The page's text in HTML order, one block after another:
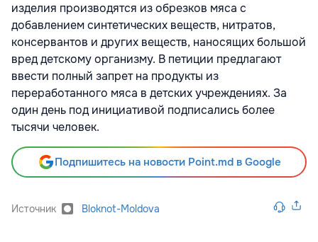
изделия производятся из обрезков мяса с
добавлением синтетических веществ, нитратов,
консервантов и других веществ, наносящих большой
вред детскому организму. В петиции предлагают
ввести полный запрет на продукты из
переработанного мяса в детских учреждениях. За
один день под инициативой подписались более
тысячи человек.
Подпишитесь на новости Point.md в Google
Источник Bloknot-Moldova